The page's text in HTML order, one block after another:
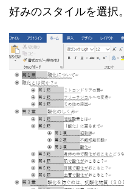
好みのスタイルを選択。